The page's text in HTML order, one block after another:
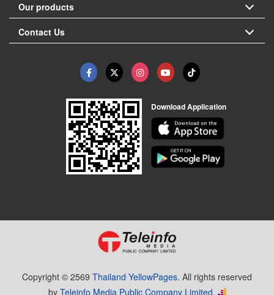
Our products
Contact Us
Download Application
Copyright © 2569 Thailand YellowPages. All rights reserved
by Teleinfo Media Public Company Limited.